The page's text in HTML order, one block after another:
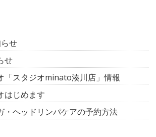
せ
せ
「スタジオminato湊川店」情報
はじめます
・ヘッドリンパケアの予約方法